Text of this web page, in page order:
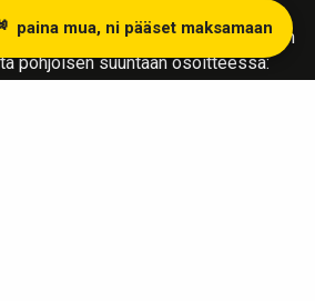
kullanostoon ja myyntiin sijaitsee
maakunnassa, reilu tunnin matkan
pohjoisen suuntaan osoitteessa:
paina mua, ni pääset maksamaan